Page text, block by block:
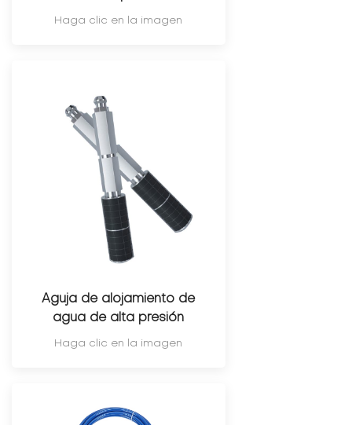
Haga clic en la imagen
Aguja de alojamiento de
agua de alta presión
Haga clic en la imagen